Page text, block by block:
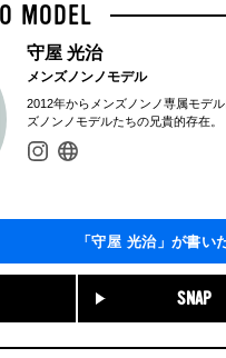
守屋 光治
メンズノンノモデル
2012年からメンズノンノ専属モデ
ズノンノモデルたちの兄貴的存在。
「守屋 光治」が書い
SNAP